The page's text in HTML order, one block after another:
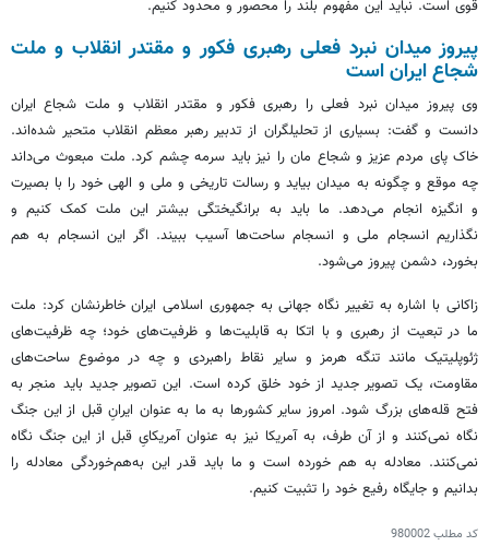
قوی است. نباید این مفهوم بلند را محصور و محدود کنیم.
پیروز میدان نبرد فعلی رهبری فکور و مقتدر انقلاب و ملت
شجاع ایران است
وی پیروز میدان نبرد فعلی را رهبری فکور و مقتدر انقلاب و ملت شجاع ایران
دانست و گفت: بسیاری از تحلیلگران از تدبیر رهبر معظم انقلاب متحیر شده‌اند.
خاک پای مردم عزیز و شجاع مان را نیز باید سرمه چشم کرد. ملت مبعوث می‌داند
چه موقع و چگونه به میدان بیاید و رسالت تاریخی و ملی و الهی خود را با بصیرت
و انگیزه انجام می‌دهد. ما باید به برانگیختگی بیشتر این ملت کمک کنیم و
نگذاریم انسجام ملی و انسجام ساحت‌ها آسیب ببیند. اگر این انسجام به هم
بخورد، دشمن پیروز می‌شود.
زاکانی با اشاره به تغییر نگاه جهانی به جمهوری اسلامی ایران خاطرنشان کرد: ملت
ما در تبعیت از رهبری و با اتکا به قابلیت‌ها و ظرفیت‌های خود؛ چه ظرفیت‌های
ژئوپلیتیک مانند تنگه هرمز و سایر نقاط راهبردی و چه در موضوع ساحت‌های
مقاومت، یک تصویر جدید از خود خلق کرده است. این تصویر جدید باید منجر به
فتح قله‌های بزرگ شود. امروز سایر کشورها به ما به عنوان ایرانِ قبل از این جنگ
نگاه نمی‌کنند و از آن طرف، به آمریکا نیز به عنوان آمریکایِ قبل از این جنگ نگاه
نمی‌کنند. معادله به هم خورده است و ما باید قدر این به‌هم‌خوردگی معادله را
بدانیم و جایگاه رفیع خود را تثبیت کنیم.
کد مطلب980002